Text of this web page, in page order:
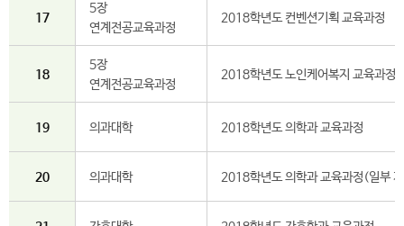
17
5장
연계전공교육과정
2018학년도 컨벤션기획 교육과정
18
5장
연계전공교육과정
2018학년도 노인케어복지 교육과정
19 의과대학 2018학년도 의학과 교육과정
20 의과대학 2018학년도 의학과 교육과정(일부